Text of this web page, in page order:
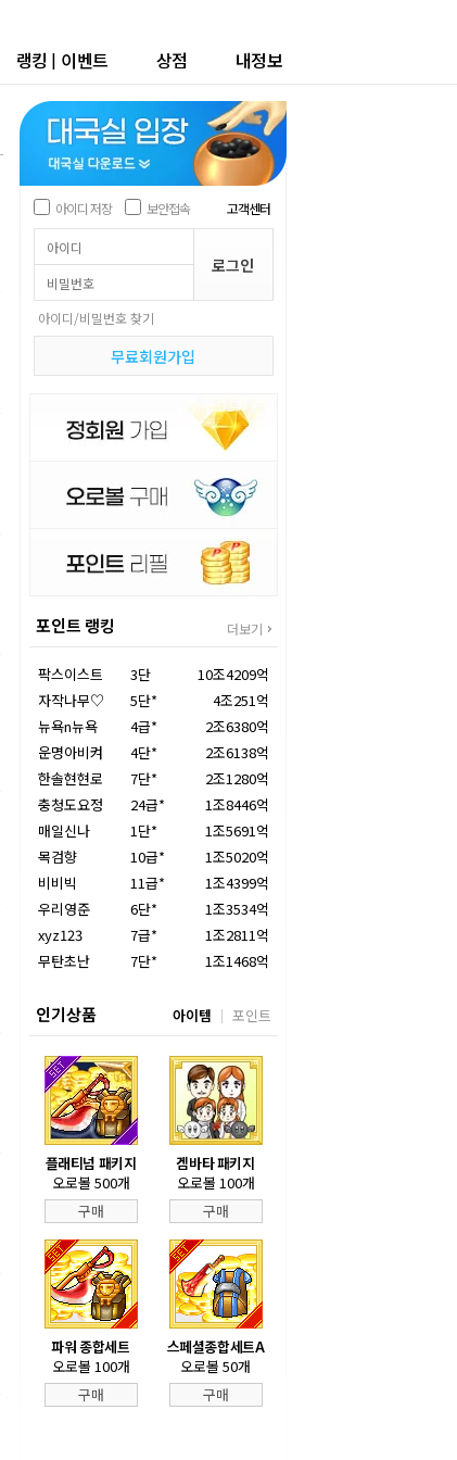
랭킹 | 이벤트 상점 내정보
아이디 저장 보안접속 고객센터
아이디/비밀번호 찾기
무료회원가입
포인트 랭킹 더보기
팍스이스트 3단
10조4209억
자작나무♡
5단*
4조251억
뉴욕n뉴욕
4급*
2조6380억
운명아비켜
4단*
2조6138억
한솔현현로
7단*
2조1280억
충청도요정
24급*
1조8446억
매일신나
1단*
1조5691억
목검향
10급*
1조5020억
비비빅
11급*
1조4399억
우리영준
6단*
1조3534억
xyz123
7급*
1조2811억
무탄초난
7단* 1조1468억
인기상품 아이템 포인트
플래티넘 패키지
오로볼 500개
구매
겜바타 패키지
오로볼 100개
구매
파워 종합세트
오로볼 100개
구매
스페셜종합세트A
오로볼 50개
구매